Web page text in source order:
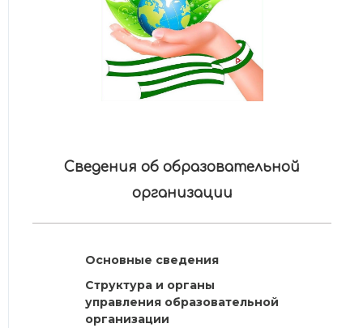
Сведения об образовательной
организации
Основные сведения
Структура и органы
управления образовательной
организации